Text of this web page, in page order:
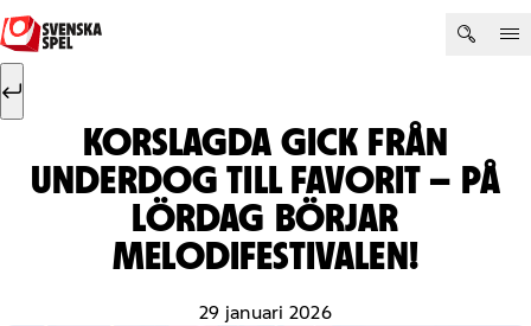
Hoppa till innehåll
Sök efter:
KORSLAGDA GICK FRÅN
UNDERDOG TILL FAVORIT – PÅ
LÖRDAG BÖRJAR
MELODIFESTIVALEN!
29 januari 2026